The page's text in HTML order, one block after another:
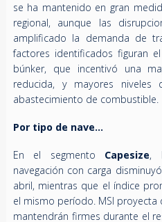
se ha mantenido en gran
regional, aunque las
amplificado la demanda de
factores identificados figuran
búnker, que incentivó una
reducida, y mayores niveles
abastecimiento de combustible.
Por tipo de nave…
En el segmento Capesize,
navegación con carga
abril, mientras que el índice
el mismo período. MSI proyecta
mantendrán firmes durante el